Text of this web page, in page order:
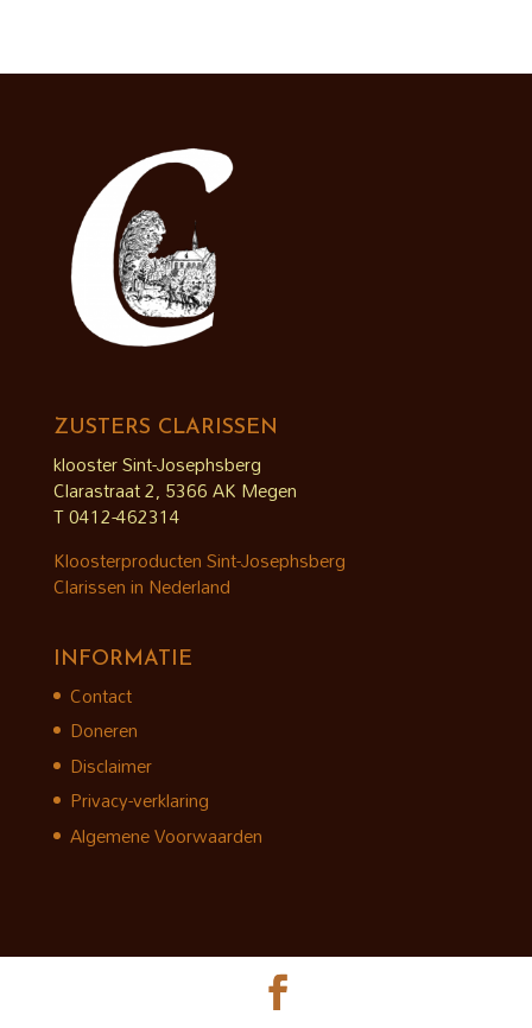
ZUSTERS CLARISSEN
klooster Sint-Josephsberg
Clarastraat 2, 5366 AK Megen
T 0412-462314
Kloosterproducten Sint-Josephsberg
Clarissen in Nederland
INFORMATIE
Contact
Doneren
Disclaimer
Privacy-verklaring
Algemene Voorwaarden